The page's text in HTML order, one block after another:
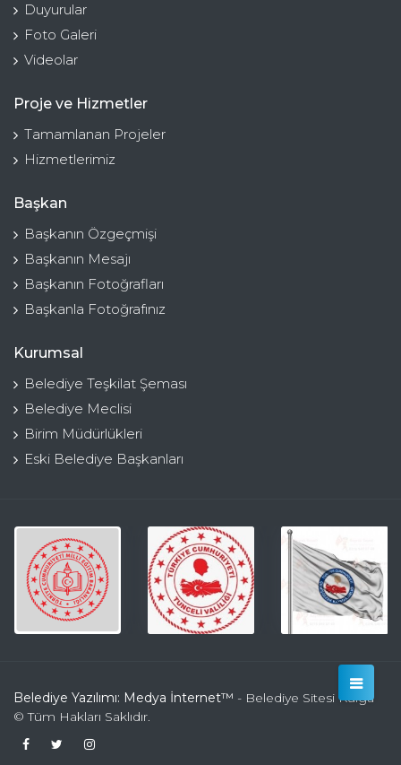
Duyurular
Foto Galeri
Videolar
Proje ve Hizmetler
Tamamlanan Projeler
Hizmetlerimiz
Başkan
Başkanın Özgeçmişi
Başkanın Mesajı
Başkanın Fotoğrafları
Başkanla Fotoğrafınız
Kurumsal
Belediye Teşkilat Şeması
Belediye Meclisi
Birim Müdürlükleri
Eski Belediye Başkanları
Belediye Yazılımı: Medya İnternet™ - Belediye Sitesi Kulga
© Tüm Hakları Saklıdır.